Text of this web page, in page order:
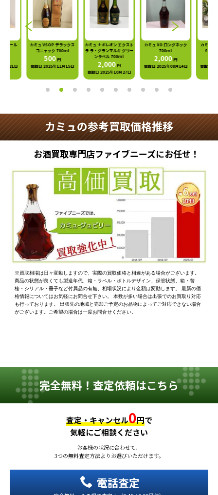
ミュ VSOP デラックス
コニャック 700ml
買取日 2025年11月15日
カミュ ナポレオン エクスト
ラ ラ・グランマルキ グリー
2,000
買取日 2025年10月27日
カミュ XO ロングネック
700ml
2,000
買取日 2025年08月14日
カミュ XO スペリオール
Superior 700ml
買取日 2025年08月06日
カミュの参考買取価格推移
お酒買取専門店ファイブニーズにお任せ！
※買取相場は日々変動しますので、実際の買取価格と相違がある場合がございます。
商品の状態が良くても製造年代、箱・ラベル・ボトルデザイン、保管状態、箱・替
栓・シリアル・冊子など付属品の有無、相場状況により金額は変動します。 最新の価
格情報についてはお気軽にお問合せ下さい。 本数が多い場合は出張でのお買取り対応
も行っております。 出張先の地域と売却ご予定のお品物によってご対応できない場合
がございます。ご希望の場合は一度お問合せください。
完全無料！査定依頼はこちら
査定・キャンセル0円で
気軽にご相談ください
お客様の状況に合わせて、
3つの無料査定方法よりお選びいただけます。
電話査定